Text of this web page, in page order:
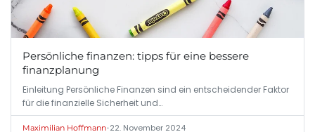
Persönliche finanzen: tipps für eine bessere
finanzplanung
Einleitung Persönliche Finanzen sind ein entscheidender Faktor
für die finanzielle Sicherheit und…
Maximilian Hoffmann•22. November 2024